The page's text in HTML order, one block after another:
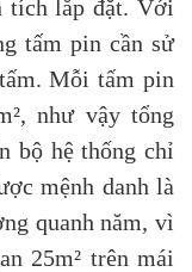
tích lắp đặt. Với
tấm pin cần sử
Mỗi tấm pin
như vậy tổng
bộ hệ thống chỉ
mệnh danh là
quanh năm, vì
25m² trên mái